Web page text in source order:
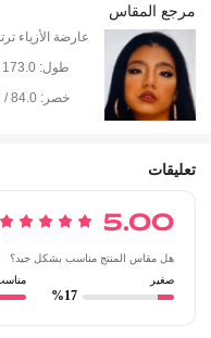
مرجع المقاس
عارضة الأزياء
طول: 173.0 / 68.1
خصر: 84.0 / 33.1
تعليقات
5.00
هل مقاس المنتج مناسب بشكل جيد؟
صغير
%17